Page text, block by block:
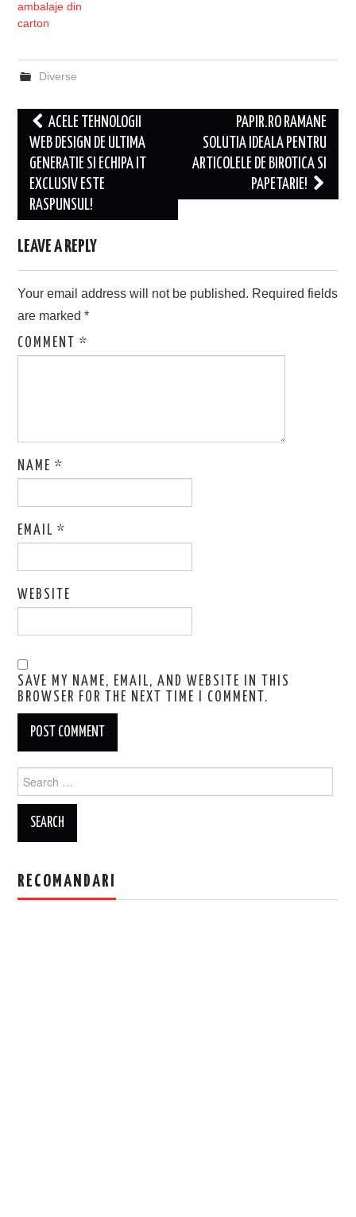
ambalaje din
carton
Diverse
Post
navigation
ACELE TEHNOLOGII
WEB DESIGN DE ULTIMA
GENERATIE SI ECHIPA IT
EXCLUSIV ESTE
RASPUNSUL!
PAPIR.RO RAMANE
SOLUTIA IDEALA PENTRU
ARTICOLELE DE BIROTICA SI
PAPETARIE!
LEAVE A REPLY
Your email address will not be published. Required fields
are marked*
COMMENT*
NAME*
EMAIL*
WEBSITE
SAVE MY NAME, EMAIL, AND WEBSITE IN THIS
BROWSER FOR THE NEXT TIME I COMMENT.
for:
RECOMANDARI